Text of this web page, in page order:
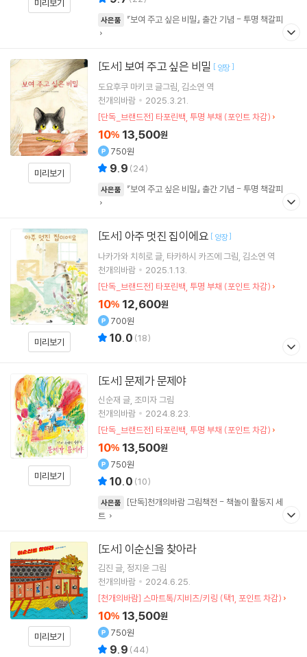
미리보기
사은품 『보여 주고 싶은 비밀』 출간 기념 - 투명 책갈피
미리보기
[도서] 보여 주고 싶은 비밀 [ 양장]
도요후쿠 마키코 글그림 김소연 역
천개의바람
2025.3.21.
[단독_브랜드전] 타포린백, 투명 부채 (포인트 차감)
10% 13,500원
750원
9.9 (24)
사은품 『보여 주고 싶은 비밀』 출간 기념 - 투명 책갈피
미리보기
[도서] 아주 멋진 집이에요 [ 양장]
나카가와 치히로 글 타카하시 카즈에그림 김소연 역
천개의바람
2025.1.13.
[단독_브랜드전] 타포린백, 투명 부채 (포인트 차감)
10% 12,600원
700원
10.0 (18)
미리보기
[도서] 문제가 문제야
신순재 글 조미자그림
천개의바람
2024.8.23.
[단독_브랜드전] 타포린백, 투명 부채 (포인트 차감)
10% 13,500원
750원
10.0 (10)
사은품
[단독]천개의바람 그림책전 - 책놀이 활동지 세
트
미리보기
[도서] 이순신을 찾아라
김진 글 정지윤그림
천개의바람
2024.6.25.
[천개의바람] 스마트톡/지비츠/키링 (택1, 포인트 차감)
10% 13,500원
750원
9.9 (44)